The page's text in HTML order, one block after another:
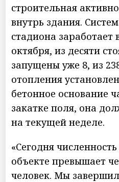
строительная
внутрь здания.
стадиона заработает
октября, из десяти
запущены уже 8, из
отопления
бетонное основание
закатке поля, она
на текущей неделе.
«Сегодня
объекте превышает
человек. Мы